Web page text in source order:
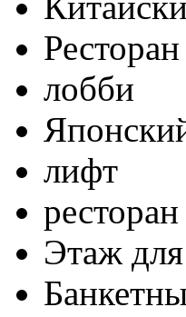
лобби
лифт
ресторан
Этаж